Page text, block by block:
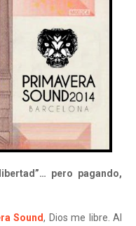
pero pagando,
Sound, Dios me libre. Al